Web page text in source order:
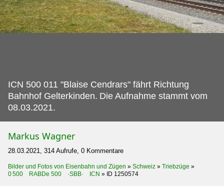
ICN 500 011 "Blaise Cendrars" fährt Richtung
Bahnhof Gelterkinden. Die Aufnahme stammt vom
08.03.2021.
Markus Wagner
28.03.2021, 314 Aufrufe, 0 Kommentare
Bilder und Fotos von Eisenbahn und Zügen » Schweiz » Triebzüge »
0 500 RABDe 500 ·SBB· ICN » ID 1250574